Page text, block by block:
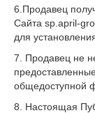
6.Продавец
Сайта sp.april-
для
7. Продавец не
общедоступной
8. Настоящая